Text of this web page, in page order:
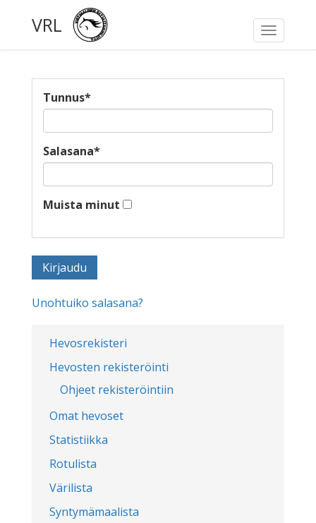
Toggle
VRL
Hevosrekisteri
Hevosten rekisteröinti
Ohjeet rekisteröintiin
Omat hevoset
Statistiikka
Rotulista
Värilista
Syntymämaalista
Tunnus*
Salasana*
Muista minut
Unohtuiko salasana?